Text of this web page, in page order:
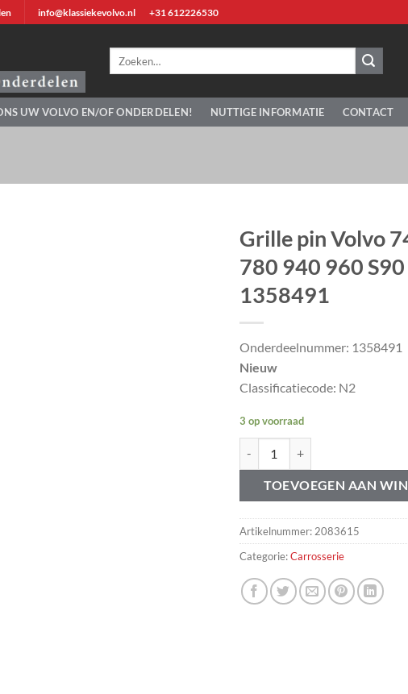
info@klassiekevolvo.nl +31 612226530
UW VOLVO EN/OF ONDERDELEN! NUTTIGE INFORMATIE CONTACT
Grille pin Volvo
780 940 960
1358491
Onderdeelnummer: 1358491
Nieuw
Classificatiecode: N2
3 op voorraad
TOEVOEGEN AAN
Artikelnummer: 2083615
Categorie:Carrosserie